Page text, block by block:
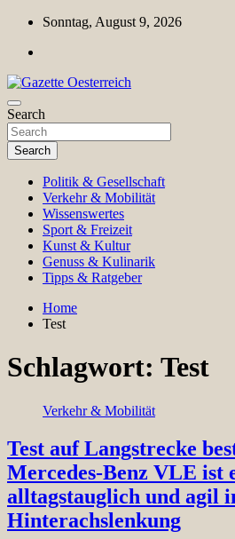
Skip
content
Sonntag, August 9, 2026
Gazette Oesterreich
Magazin für Freizeit, Politik, Kultur &
Search
Search
Politik & Gesellschaft
Verkehr & Mobilität
Wissenswertes
Sport & Freizeit
Kunst & Kultur
Genuss & Kulinarik
Tipps & Ratgeber
Home
Test
Schlagwort: Test
Verkehr & Mobilität
Test auf Langstrecke
Mercedes-Benz VLE ist
alltagstauglich und agil
Hinterachslenkung